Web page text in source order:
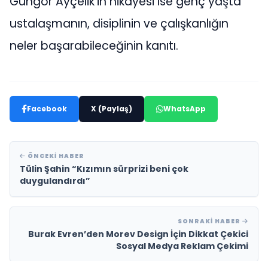
ustalaşmanın, disiplinin ve çalışkanlığın
neler başarabileceğinin kanıtı.
Facebook X (Paylaş) WhatsApp
ÖNCEKI HABER
Tülin Şahin “Kızımın sürprizi beni çok
duygulandırdı”
SONRAKI HABER
Burak Evren’den Morev Design İçin Dikkat Çekici
Sosyal Medya Reklam Çekimi